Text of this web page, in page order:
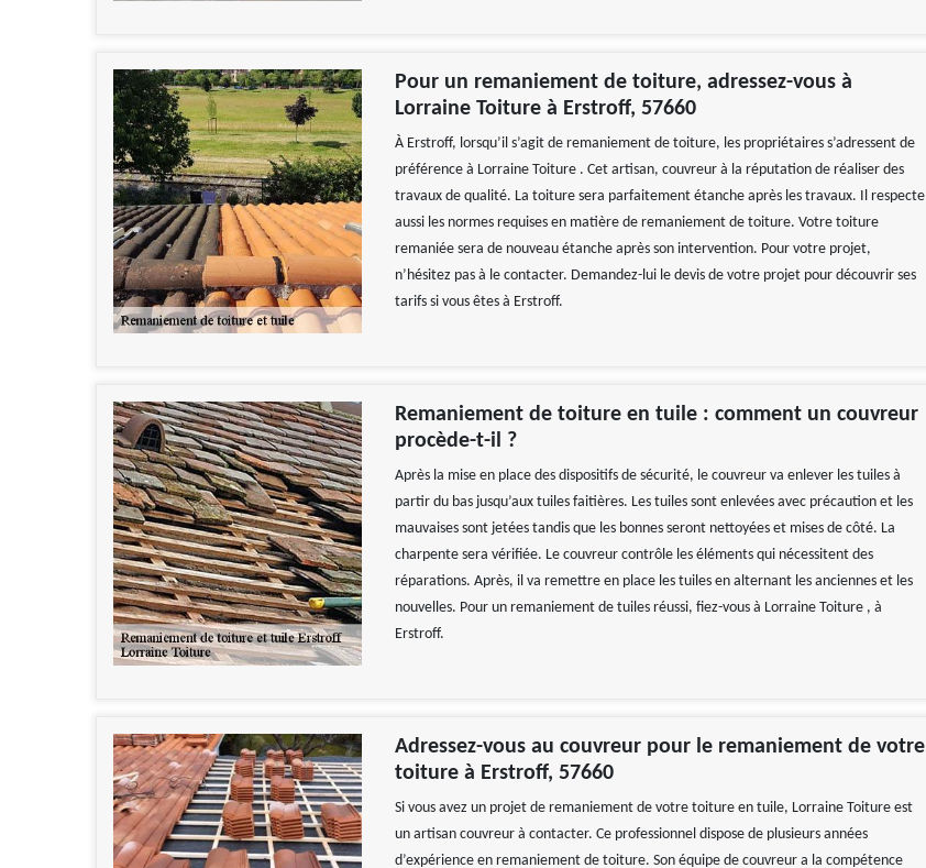
Pour un remaniement de toiture, adressez-vous à
Lorraine Toiture à Erstroff, 57660
À Erstroff, lorsqu’il s’agit de remaniement de toiture, les propriétaires s’adressent de
préférence à Lorraine Toiture . Cet artisan, couvreur à la réputation de réaliser des
travaux de qualité. La toiture sera parfaitement étanche après les travaux. Il respecte
aussi les normes requises en matière de remaniement de toiture. Votre toiture
remaniée sera de nouveau étanche après son intervention. Pour votre projet,
n’hésitez pas à le contacter. Demandez-lui le devis de votre projet pour découvrir ses
tarifs si vous êtes à Erstroff.
Remaniement de toiture en tuile : comment un couvreur
procède-t-il ?
Après la mise en place des dispositifs de sécurité, le couvreur va enlever les tuiles à
partir du bas jusqu’aux tuiles faitières. Les tuiles sont enlevées avec précaution et les
mauvaises sont jetées tandis que les bonnes seront nettoyées et mises de côté. La
charpente sera vérifiée. Le couvreur contrôle les éléments qui nécessitent des
réparations. Après, il va remettre en place les tuiles en alternant les anciennes et les
nouvelles. Pour un remaniement de tuiles réussi, fiez-vous à Lorraine Toiture , à
Erstroff.
Adressez-vous au couvreur pour le remaniement de votre
toiture à Erstroff, 57660
Si vous avez un projet de remaniement de votre toiture en tuile, Lorraine Toiture est
un artisan couvreur à contacter. Ce professionnel dispose de plusieurs années
d’expérience en remaniement de toiture. Son équipe de couvreur a la compétence